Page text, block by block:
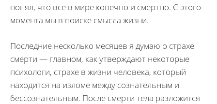
понял, что всё в мире конечно и смертно. С этого
момента мы в поиске смысла жизни.
Последние несколько месяцев я думаю о страхе
смерти — главном, как утверждают некоторые
психологи, страхе в жизни человека, который
находится на изломе между сознательным и
бессознательным. После смерти тела разложится